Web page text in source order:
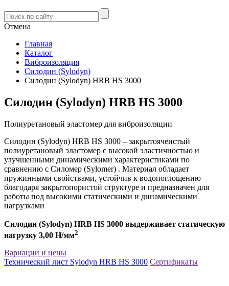
Отмена
Главная
Каталог
Виброизоляция
Силодин (Sylodyn)
Силодин (Sylodyn) HRB HS 3000
Силодин (Sylodyn) HRB HS 3000
Полиуретановый эластомер для виброизоляции
Силодин (Sylodyn) HRB HS 3000 – закрытоячеистый
полиуретановый эластомер с высокой эластичностью и
улучшенными динамическими характеристиками по
сравнению с Силомер (Sylomer) . Материал обладает
пружинными свойствами, устойчив к водопоглощению
благодаря закрытопористой структуре и предназначен для
работы под высокими статическими и динамическими
нагрузками
Силодин (Sylodyn) HRB HS 3000 выдерживает статическую
нагрузку 3,00 Н/мм2
Вариации и цены
Технический лист Sylodyn HRB HS 3000 Сертификаты